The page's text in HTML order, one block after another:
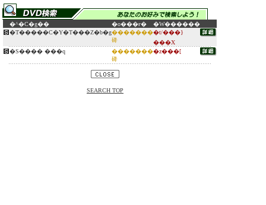
�^�C�g�� �o���ғ�
�W������
�T�����C�Y�T���Z�b�g�������
䂫
�t/���}
���X
�S���� ���q
�������
䂫
�z���[
SEARCH TOP